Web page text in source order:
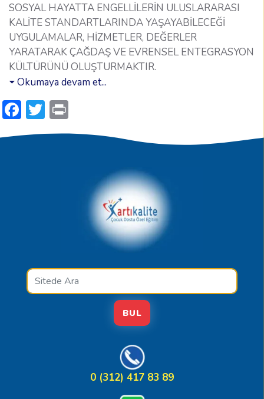
SOSYAL HAYATTA ENGELLİLERİN ULUSLARARASI
KALİTE STANDARTLARINDA YAŞAYABİLECEĞİ
UYGULAMALAR, HİZMETLER, DEĞERLER
YARATARAK ÇAĞDAŞ VE EVRENSEL ENTEGRASYON
KÜLTÜRÜNÜ OLUŞTURMAKTIR.
Okumaya devam et...
Facebook
Twitter
BUL
0 (312) 417 83 89